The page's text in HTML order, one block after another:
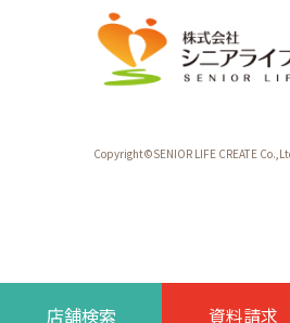
店舗検索 資料請求
Copyright©SENIOR LIFE CREATE